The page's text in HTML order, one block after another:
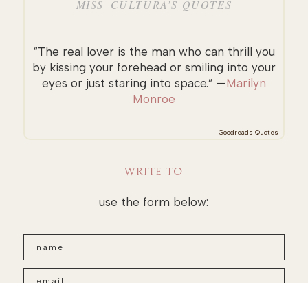
MISS_CULTURA’S QUOTES
“The real lover is the man who can thrill you
by kissing your forehead or smiling into your
eyes or just staring into space.” —Marilyn
Monroe
Goodreads Quotes
WRITE TO
use the form below: